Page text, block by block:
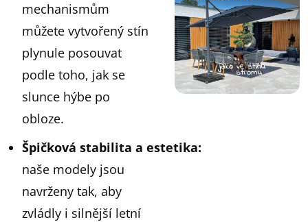
mechanismům
můžete vytvořený stín
plynule posouvat
podle toho, jak se
slunce hýbe po
obloze.
Špičková stabilita a estetika:
naše modely jsou
navrženy tak, aby
zvládly i silnější letní